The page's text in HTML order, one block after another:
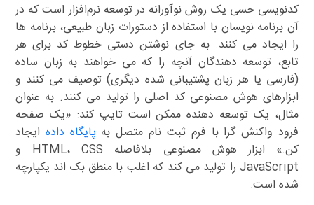
کدنویسی حسی یک روش نوآورانه در توسعه نرم‌افزار است که در
آن برنامه نویسان با استفاده از دستورات زبان طبیعی، برنامه ها
را ایجاد می کنند. به جای نوشتن دستی خطوط کد برای هر
تابع، توسعه دهندگان آنچه را که می خواهند به زبان ساده
(فارسی یا هر زبان پشتیبانی شده دیگری) توصیف می کنند و
ابزارهای هوش مصنوعی کد اصلی را تولید می کنند. به عنوان
مثال، یک توسعه دهنده ممکن است تایپ کند: «یک صفحه
فرود واکنش گرا با فرم ثبت نام متصل بهپایگاه داده ایجاد
کن.» ابزار هوش مصنوعی بلافاصله HTML، CSS و
JavaScript را تولید می کند که اغلب با منطق بک اند یکپارچه
شده است.